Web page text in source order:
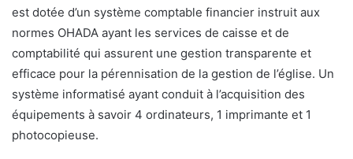
est dotée d’un système comptable financier instruit aux
normes OHADA ayant les services de caisse et de
comptabilité qui assurent une gestion transparente et
efficace pour la pérennisation de la gestion de l’église. Un
système informatisé ayant conduit à l’acquisition des
équipements à savoir 4 ordinateurs, 1 imprimante et 1
photocopieuse.